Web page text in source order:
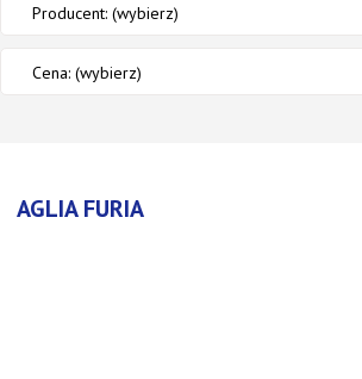
Producent: (wybierz)
Cena: (wybierz)
AGLIA FURIA